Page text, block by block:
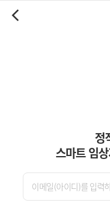
정
스마트 임